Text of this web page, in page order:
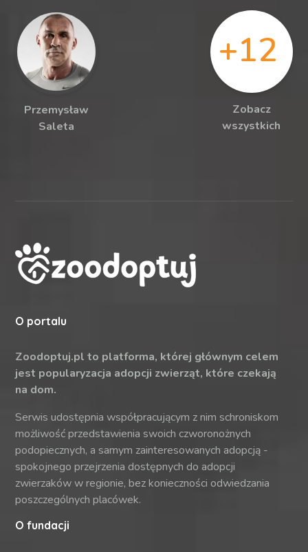
Przemysław
Saleta
+12
Zobacz
wszystkich
O portalu
Zoodoptuj.pl to platforma, której głównym celem
jest popularyzacja adopcji zwierząt, które czekają
na dom.
Serwis udostępnia współpracującym z nim schroniskom
możliwość przedstawienia swoich czworonożnych
podopiecznych, a samym zainteresowanych adopcją -
spokojnego przejrzenia dostępnych do adopcji
zwierzaków w regionie, bez konieczności odwiedzania
poszczególnych placówek.
O fundacji